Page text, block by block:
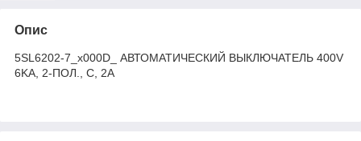
Опис
5SL6202-7_x000D_ АВТОМАТИЧЕСКИЙ ВЫКЛЮЧАТЕЛЬ 400V
6KA, 2-ПОЛ., C, 2A